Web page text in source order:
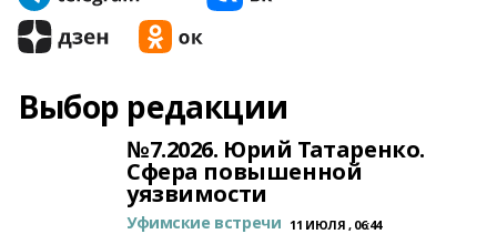
Выбор редакции
№7.2026. Юрий Татаренко.
Сфера повышенной
уязвимости
Уфимские встречи 11 ИЮЛЯ , 06:44